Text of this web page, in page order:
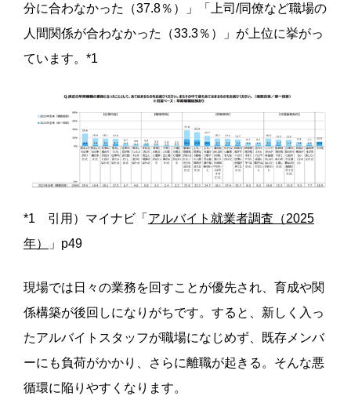
分に合わなかった（37.8％）」「上司/同僚など職場の
人間関係が合わなかった（33.3％）」が上位に挙がっ
ています。*1
*1 引用）マイナビ「 アルバイト就業者調査（2025
年）
」p49
現場では日々の業務を回すことが優先され、育成や関
係構築が後回しになりがちです。すると、新しく入っ
たアルバイトスタッフが職場になじめず、既存メンバ
ーにも負荷がかかり、さらに離職が起きる。そんな悪
循環に陥りやすくなります。